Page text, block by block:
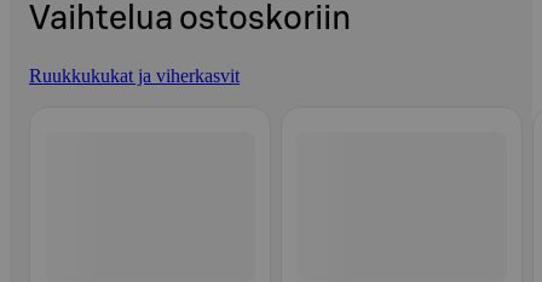
Vaihtelua ostoskoriin
Ruukkukukat ja viherkasvit